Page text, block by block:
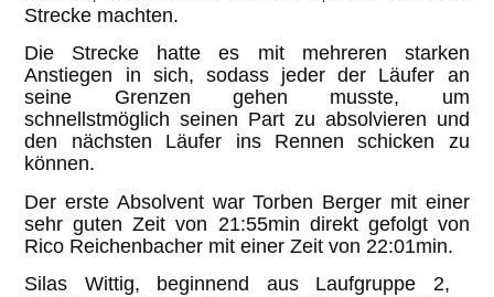
Strecke machten.
Die Strecke hatte es mit mehreren starken
Anstiegen in sich, sodass jeder der Läufer an
seine Grenzen gehen musste, um
schnellstmöglich seinen Part zu absolvieren und
den nächsten Läufer ins Rennen schicken zu
können.
Der erste Absolvent war Torben Berger mit einer
sehr guten Zeit von 21:55min direkt gefolgt von
Rico Reichenbacher mit einer Zeit von 22:01min.
Silas Wittig, beginnend aus Laufgruppe 2,